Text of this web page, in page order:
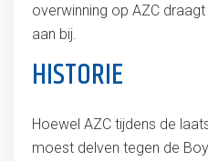
overwinning op AZC
aan bij.
HISTORIE
Hoewel AZC tijdens de
moest delven tegen de